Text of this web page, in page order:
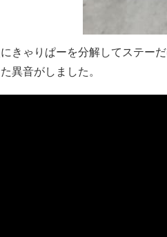
きゃりぱーを分解してステー
た異音がしました。